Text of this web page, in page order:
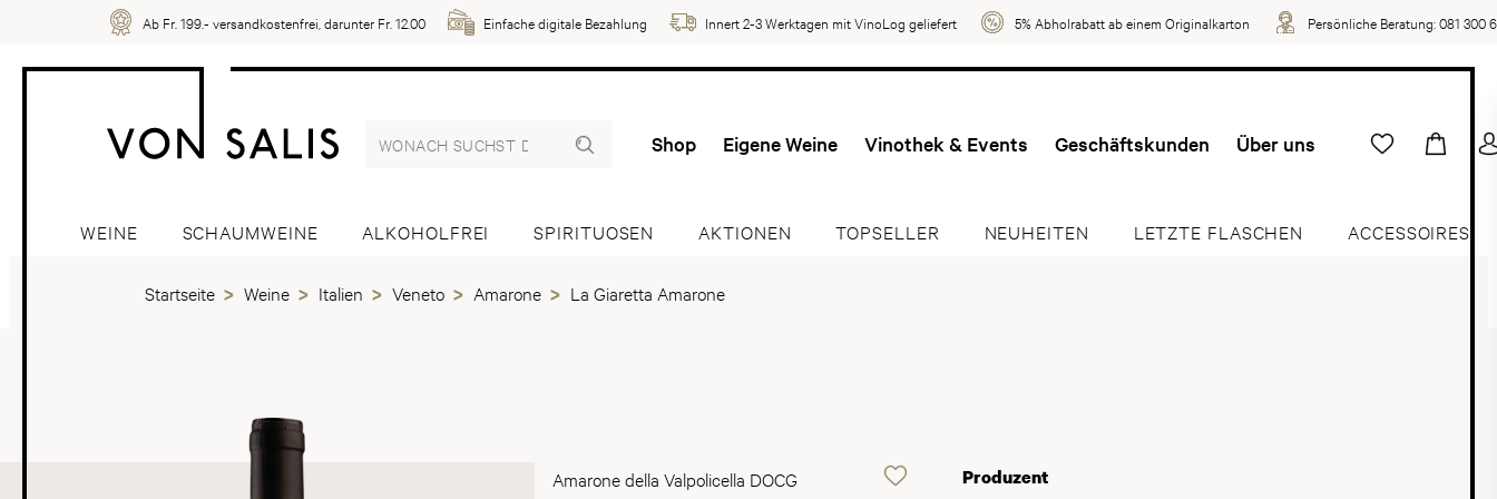
Ab Fr. 199.- versandkostenfrei, darunter Fr. 12.00 Einfache digitale Bezahlung Innert 2-3 Werktagen mit VinoLog geliefert 5% Abholrabatt ab einem Originalkarton Persönliche Beratung:081 300
Shop Eigene Weine Vinothek & Events Geschäftskunden Über uns
WEINE SCHAUMWEINE ALKOHOLFREI SPIRITUOSEN AKTIONEN TOPSELLER NEUHEITEN LETZTE FLASCHEN ACCESSOIRES
Startseite Weine Italien Veneto Amarone La Giaretta Amarone
Amarone della Valpolicella DOCG Produzent